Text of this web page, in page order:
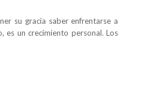
su gracia saber enfrentarse a
es un crecimiento personal. Los